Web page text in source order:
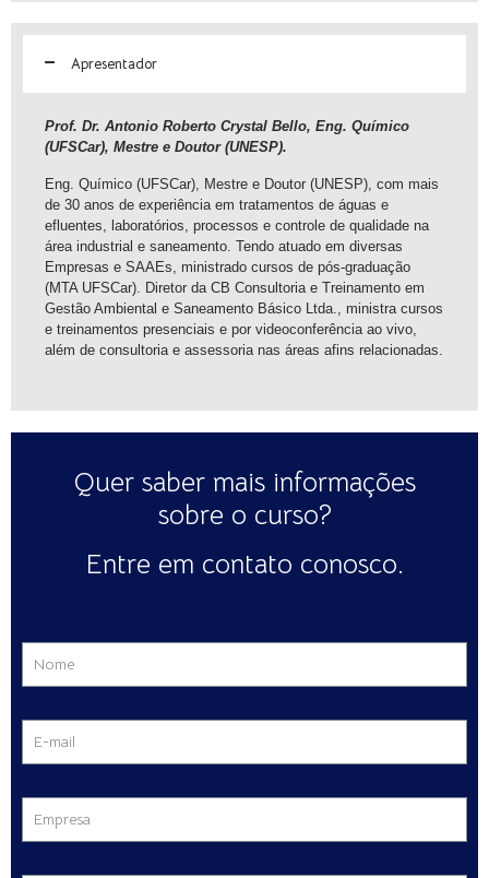
Apresentador
Prof. Dr. Antonio Roberto Crystal Bello, Eng. Químico
(UFSCar), Mestre e Doutor (UNESP).
Eng. Químico (UFSCar), Mestre e Doutor (UNESP), com mais
de 30 anos de experiência em tratamentos de águas e
efluentes, laboratórios, processos e controle de qualidade na
área industrial e saneamento. Tendo atuado em diversas
Empresas e SAAEs, ministrado cursos de pós-graduação
(MTA UFSCar). Diretor da CB Consultoria e Treinamento em
Gestão Ambiental e Saneamento Básico Ltda., ministra cursos
e treinamentos presenciais e por videoconferência ao vivo,
além de consultoria e assessoria nas áreas afins relacionadas.
Quer saber mais informações
sobre o curso?
Entre em contato conosco.